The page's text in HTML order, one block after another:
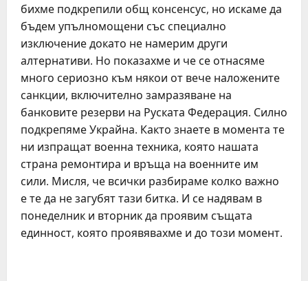
бихме подкрепили общ консенсус, но искаме да
бъдем упълномощени със специално
изключение докато не намерим други
алтернативи. Но показахме и че се отнасяме
много сериозно към някои от вече наложените
санкции, включително замразяване на
банковите резерви на Руската Федерация. Силно
подкрепяме Украйна. Както знаете в момента те
ни изпращат военна техника, която нашата
страна ремонтира и връща на военните им
сили. Мисля, че всички разбираме колко важно
е те да не загубят тази битка. И се надявам в
понеделник и вторник да проявим същата
единност, която проявявахме и до този момент.